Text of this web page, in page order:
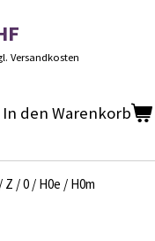
Versandkosten
In den Warenkorb
Z / 0 / H0e / H0m